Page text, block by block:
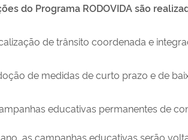
do Programa RODOVIDA são
de trânsito coordenada e
de medidas de curto prazo e de
educativas permanentes de
as campanhas educativas serão